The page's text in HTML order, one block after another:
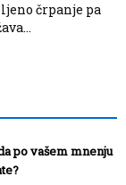
črpanje pa
po vašem mnenju